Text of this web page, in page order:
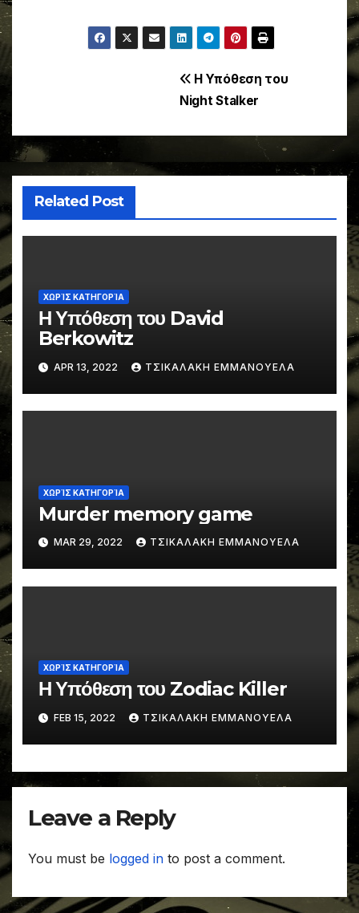
Η Υπόθεση του
Night Stalker
Related Post
ΧΩΡΊΣ ΚΑΤΗΓΟΡΊΑ
Η Υπόθεση του David
Berkowitz
APR 13, 2022 ΤΣΙΚΑΛΑΚΗ ΕΜΜΑΝΟΥΕΛΑ
ΧΩΡΊΣ ΚΑΤΗΓΟΡΊΑ
Murder memory game
MAR 29, 2022 ΤΣΙΚΑΛΑΚΗ ΕΜΜΑΝΟΥΕΛΑ
ΧΩΡΊΣ ΚΑΤΗΓΟΡΊΑ
Η Υπόθεση του Zodiac Killer
FEB 15, 2022 ΤΣΙΚΑΛΑΚΗ ΕΜΜΑΝΟΥΕΛΑ
Leave a Reply
You must be logged in to post a comment.